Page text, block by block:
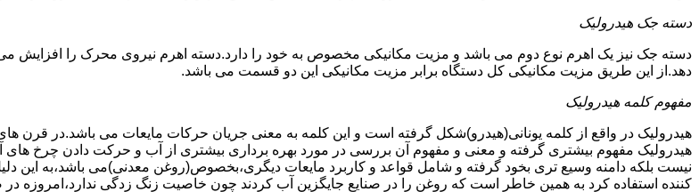
دسته جک هیدرولیک
دسته جک نیز یک اهرم نوع دوم می باشد و مزیت مکانیکی مخصوص به خود را دارد.دسته اهرم نیروی محرک را افزایش
دهد.از این طریق مزیت مکانیکی کل دستگاه برابر مزیت مکانیکی این دو قسمت می باشد.
مفهوم کلمه هیدرولیک
هیدرولیک در واقع از کلمه یونانی(هیدرو)شکل گرفته است و این کلمه به معنی جریان حرکات مایعات می باشد.در قرن
هیدرولیک مفهوم بیشتری گرفته و معنی و مفهوم آن بررسی در مورد بهره برداری بیشتری از آب و حرکت دادن چرخ
نیست بلکه دامنه وسیع تری بخود گرفته و شامل قواعد و کاربرد مایعات دیگری،بخصوص(روغن معدنی)می باشد،به این
کننده استفاده کرد به همین خاطر است که روغن را در صنایع جایگزین آب کردند چون خاصیت زنگ زدگی ندارد،امروزه در